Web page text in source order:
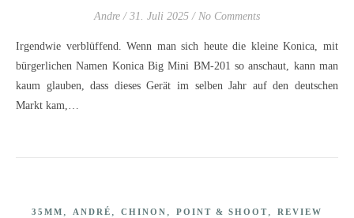
Andre / 31. Juli 2025 / No Comments
Irgendwie verblüffend. Wenn man sich heute die kleine Konica, mit
bürgerlichen Namen Konica Big Mini BM-201 so anschaut, kann man
kaum glauben, dass dieses Gerät im selben Jahr auf den deutschen
Markt kam,…
35MM , ANDRÉ , CHINON , POINT & SHOOT, REVIEW